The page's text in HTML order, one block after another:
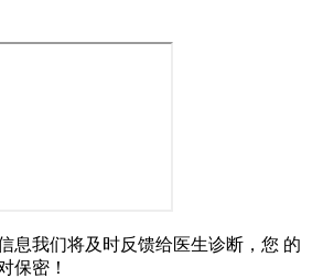
息我们将及时反馈给医生诊断，您 的
保密！